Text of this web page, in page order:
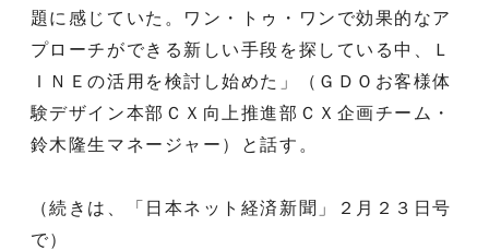
題に感じていた。ワン・トゥ・ワンで効果的なア
プローチができる新しい手段を探している中、Ｌ
ＩＮＥの活用を検討し始めた」（ＧＤＯお客様体
験デザイン本部ＣＸ向上推進部ＣＸ企画チーム・
鈴木隆生マネージャー）と話す。
（続きは、「日本ネット経済新聞」２月２３日号
で）